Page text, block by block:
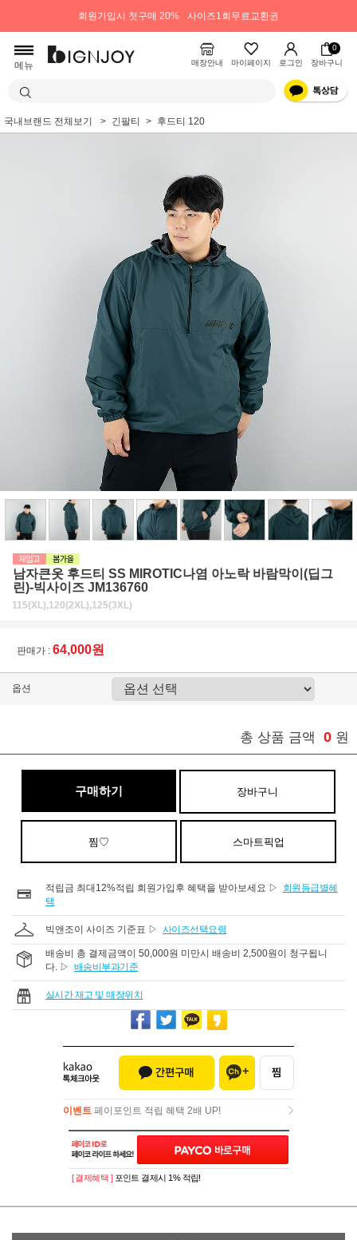
회원가입시 첫구매 20% 사이즈1회무료교환권
메뉴 매장안내 마이페이지 로그인
0
장바구니
국내브랜드 전체보기 긴팔티 후드티 120
남자큰옷 후드티 SS MIROTIC나염 아노락 바람막이(딥그
린)-빅사이즈 JM136760
115(XL),120(2XL),125(3XL)
판매가 : 64,000원
옵션
총 상품 금액 0 원
구매하기 장바구니
찜♡ 스마트픽업
적립금 최대12%적립 회원가입후 혜택을 받아보세요 ▷
회원등급별혜
택
빅앤조이 사이즈 기준표 ▷ 사이즈선택요령
배송비 총 결제금액이 50,000원 미만시 배송비 2,500원이 청구됩니
다. ▷ 배송비부과기준
실시간 재고 및 매장위치
이벤트 페이포인트 적립 혜택 2배 UP!
이벤트페이포인트 적립 혜택 2배 UP!
[ 결제혜택 ] 포인트 결제시 1% 적립!